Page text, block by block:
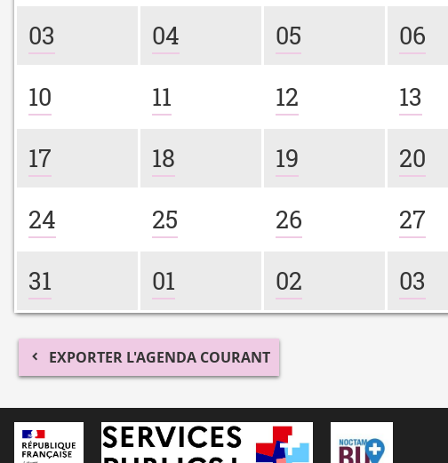
03
04 05 06
10
11 12 13
17
18 19 20
24
25 26 27
31
01 02 03
EXPORTER L'AGENDA COURANT